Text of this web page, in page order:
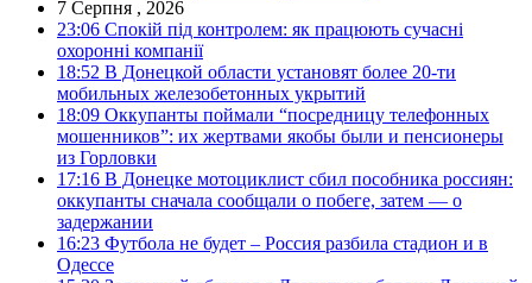
7 Серпня , 2026
23:06 Спокій під контролем: як працюють сучасні
охоронні компанії
18:52 В Донецкой области установят более 20-ти
мобильных железобетонных укрытий
18:09 Оккупанты поймали “посредницу телефонных
мошенников”: их жертвами якобы были и пенсионеры
из Горловки
17:16 В Донецке мотоциклист сбил пособника россиян:
оккупанты сначала сообщали о побеге, затем — о
задержании
16:23 Футбола не будет – Россия разбила стадион и в
Одессе